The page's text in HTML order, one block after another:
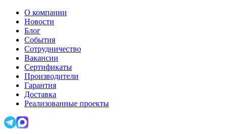
О компании
Новости
Блог
События
Сотрудничество
Вакансии
Сертификаты
Производители
Гарантия
Доставка
Реализованные проекты